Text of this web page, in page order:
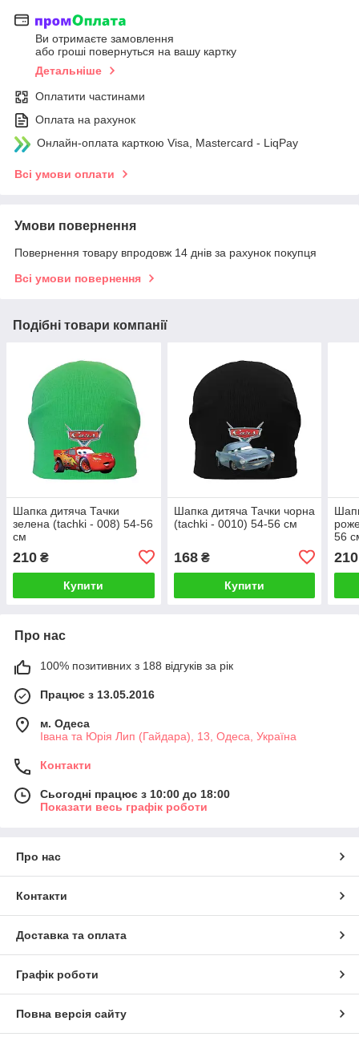
Ви отримаєте замовлення
або гроші повернуться на вашу картку
Детальніше
Оплатити частинами
Оплата на рахунок
Онлайн-оплата карткою Visa, Mastercard - LiqPay
Всі умови оплати
Умови повернення
Повернення товару впродовж 14 днів за рахунок покупця
Всі умови повернення
Подібні товари компанії
Шапка дитяча Тачки
зелена (tachki - 008) 54-56
см
210 ₴
Купити
Шапка дитяча Тачки чорна
(tachki - 0010) 54-56 см
168₴
Купити
56
210
Про нас
100% позитивних з 188 відгуків за рік
Працює з 13.05.2016
м. Одеса
Івана та Юрія Лип (Гайдара), 13, Одеса, Україна
Контакти
Сьогодні працює з 10:00 до 18:00
Показати весь графік роботи
Про нас
Контакти
Доставка та оплата
Графік роботи
Повна версія сайту